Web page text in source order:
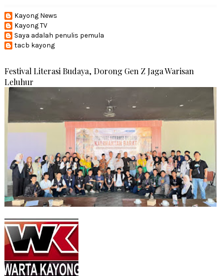
Kayong News
Kayong TV
Saya adalah penulis pemula
tacb kayong
Festival Literasi Budaya, Dorong Gen Z Jaga Warisan
Leluhur